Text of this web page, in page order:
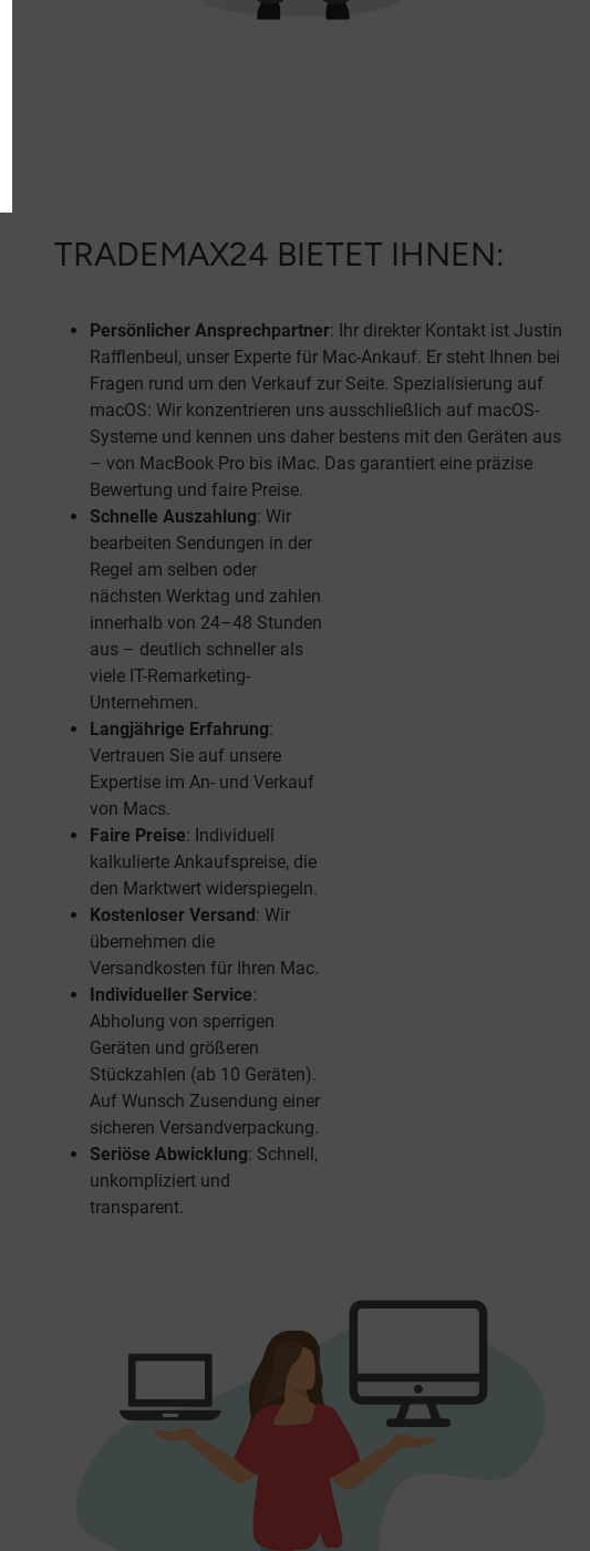
TRADEMAX24 BIETET IHNEN:
Persönlicher Ansprechpartner: Ihr direkter Kontakt ist Justin
Rafflenbeul, unser Experte für Mac-Ankauf. Er steht Ihnen bei
Fragen rund um den Verkauf zur Seite. Spezialisierung auf
macOS: Wir konzentrieren uns ausschließlich auf macOS-
Systeme und kennen uns daher bestens mit den Geräten aus
– von MacBook Pro bis iMac. Das garantiert eine präzise
Bewertung und faire Preise.
Schnelle Auszahlung: Wir
bearbeiten Sendungen in der
Regel am selben oder
nächsten Werktag und zahlen
innerhalb von 24–48 Stunden
aus – deutlich schneller als
viele IT-Remarketing-
Unternehmen.
Langjährige Erfahrung:
Vertrauen Sie auf unsere
Expertise im An- und Verkauf
von Macs.
Faire Preise: Individuell
kalkulierte Ankaufspreise, die
den Marktwert widerspiegeln.
Kostenloser Versand: Wir
übernehmen die
Versandkosten für Ihren Mac.
Individueller Service:
Abholung von sperrigen
Geräten und größeren
Stückzahlen (ab 10 Geräten).
Auf Wunsch Zusendung einer
sicheren Versandverpackung.
Seriöse Abwicklung: Schnell,
unkompliziert und
transparent.